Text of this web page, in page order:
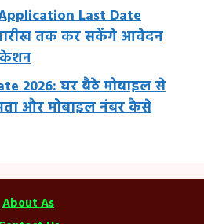
Last Date
तक कर सकेंगे आवेदन
2026: घर बैठे मोबाइल से
और मोबाइल नंबर कैसे
About As